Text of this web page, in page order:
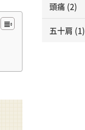
頭痛 (2)
五十肩 (1)